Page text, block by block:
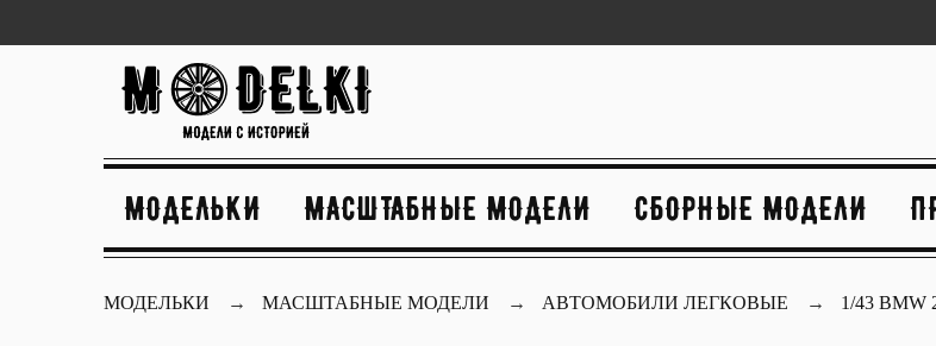
МОДЕЛЬКИ МАСШТАБНЫЕ МОДЕЛИ СБОРНЫЕ МОДЕЛИ
МОДЕЛЬКИ МАСШТАБНЫЕ МОДЕЛИ АВТОМОБИЛИ ЛЕГКОВЫЕ 1/43 BMW